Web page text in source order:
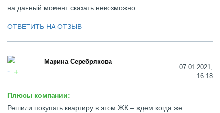
на данный момент сказать невозможно
ОТВЕТИТЬ НА ОТЗЫВ
Марина Серебрякова
07.01.2021,
16:18
Плюсы компании:
Решили покупать квартиру в этом ЖК – ждем когда же